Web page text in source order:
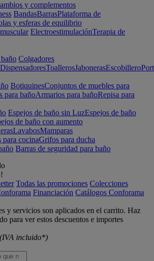
y complementos
BandasBarrasPlataforma de
y esferas de equilibrio
ElectroestimulaciónTerapia de
Colgadores
DispensadoresToallerosJabonerasEscobillero
BotiquinesConjuntos de muebles para
para bañoArmarios para bañoRepisa para
Espejos de baño sin LuzEspejos de baño
de baño con aumento
LavabosMamparas
para cocinaGrifos para ducha
Barras de seguridad para baño
Todas las promociones Colecciones
Financiación Catálogos Conforama
y servicios son aplicados en el carrito. Haz
para ver estos descuentos e importes
(IVA incluido*)